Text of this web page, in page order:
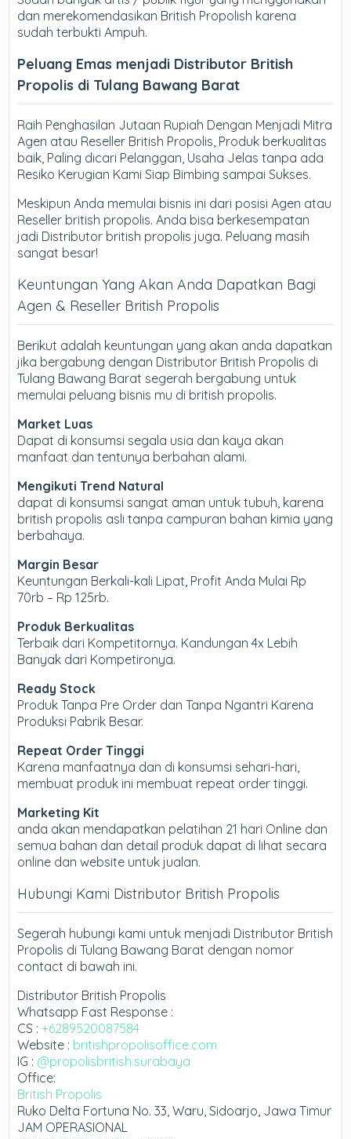
dan merekomendasikan British Propolish karena
sudah terbukti Ampuh.
Peluang Emas menjadi Distributor British
Propolis di Tulang Bawang Barat
Raih Penghasilan Jutaan Rupiah Dengan Menjadi Mitra
Agen atau Reseller British Propolis, Produk berkualitas
baik, Paling dicari Pelanggan, Usaha Jelas tanpa ada
Resiko Kerugian Kami Siap Bimbing sampai Sukses.
Meskipun Anda memulai bisnis ini dari posisi Agen atau
Reseller british propolis. Anda bisa berkesempatan
jadi Distributor british propolis juga. Peluang masih
sangat besar!
Keuntungan Yang Akan Anda Dapatkan Bagi
Agen & Reseller British Propolis
Berikut adalah keuntungan yang akan anda dapatkan
jika bergabung dengan Distributor British Propolis di
Tulang Bawang Barat segerah bergabung untuk
memulai peluang bisnis mu di british propolis.
Market Luas
Dapat di konsumsi segala usia dan kaya akan
manfaat dan tentunya berbahan alami.
Mengikuti Trend Natural
dapat di konsumsi sangat aman untuk tubuh, karena
british propolis asli tanpa campuran bahan kimia yang
berbahaya.
Margin Besar
Keuntungan Berkali-kali Lipat, Profit Anda Mulai Rp
70rb – Rp 125rb.
Produk Berkualitas
Terbaik dari Kompetitornya. Kandungan 4x Lebih
Banyak dari Kompetironya.
Ready Stock
Produk Tanpa Pre Order dan Tanpa Ngantri Karena
Produksi Pabrik Besar.
Repeat Order Tinggi
Karena manfaatnya dan di konsumsi sehari-hari,
membuat produk ini membuat repeat order tinggi.
Marketing Kit
anda akan mendapatkan pelatihan 21 hari Online dan
semua bahan dan detail produk dapat di lihat secara
online dan website untuk jualan.
Hubungi Kami Distributor British Propolis
Segerah hubungi kami untuk menjadi Distributor British
Propolis di Tulang Bawang Barat dengan nomor
contact di bawah ini.
Distributor British Propolis
Whatsapp Fast Response :
CS : +6289520087584
Website : britishpropolisoffice.com
IG : @propolisbritish.surabaya
Office:
British Propolis
Ruko Delta Fortuna No. 33, Waru, Sidoarjo, Jawa Timur
JAM OPERASIONAL